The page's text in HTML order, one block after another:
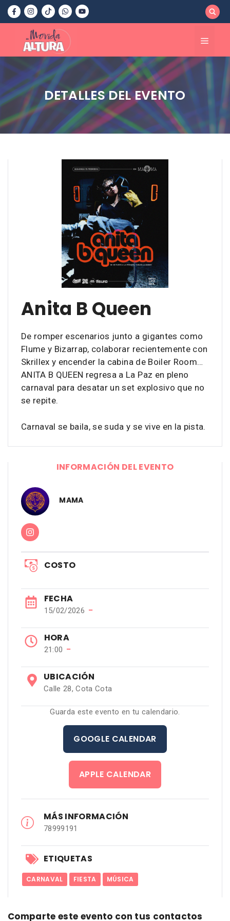
Saltar
contenido
Menú
DETALLES DEL EVENTO
Anita B Queen
De romper escenarios junto a gigantes como
Flume y Bizarrap, colaborar recientemente con
Skrillex y encender la cabina de Boiler Room…
ANITA B QUEEN regresa a La Paz en pleno
carnaval para desatar un set explosivo que no
se repite.
Carnaval se baila, se suda y se vive en la pista.
INFORMACIÓN DEL EVENTO
MAMA
COSTO
FECHA
15/02/2026 −
HORA
21:00 −
UBICACIÓN
Calle 28, Cota Cota
Guarda este evento en tu calendario.
GOOGLE CALENDAR
APPLE CALENDAR
MÁS INFORMACIÓN
78999191
ETIQUETAS
CARNAVAL FIESTA MÚSICA
Comparte este evento con tus contactos